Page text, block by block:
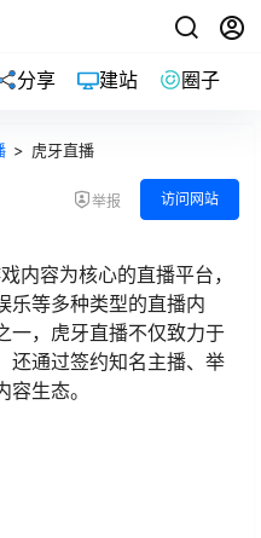
分享 建站 圈子
> 虎牙直播
举报 访问网站
内容为核心的直播平台，
乐等多种类型的直播内
一，虎牙直播不仅致力于
还通过签约知名主播、举
生态。